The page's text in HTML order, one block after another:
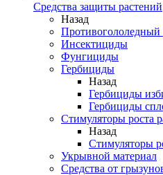
Средства защиты растений
Назад
Противогололедный
Инсектициды
Фунгициды
Гербициды
Назад
Гербициды
Гербициды
Стимуляторы роста
Назад
Стимуляторы
Укрывной материал
Средства от